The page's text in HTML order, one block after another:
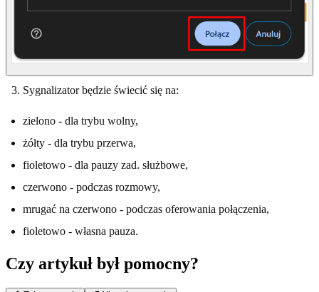
Sygnalizator będzie świecić się na:
zielono - dla trybu wolny,
żółty - dla trybu przerwa,
fioletowo - dla pauzy zad. służbowe,
czerwono - podczas rozmowy,
mrugać na czerwono - podczas oferowania połączenia,
fioletowo - własna pauza.
Czy artykuł był pomocny?